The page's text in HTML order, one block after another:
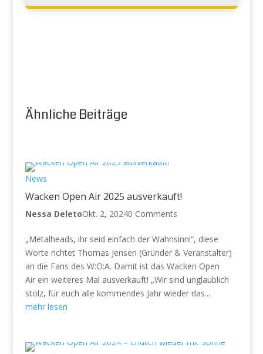
Ähnliche Beiträge
News
Wacken Open Air 2025 ausverkauft!
Nessa DeletoOkt. 2, 20240 Comments
„Metalheads, ihr seid einfach der Wahnsinn!“, diese
Worte richtet Thomas Jensen (Gründer & Veranstalter)
an die Fans des W:O:A. Damit ist das Wacken Open
Air ein weiteres Mal ausverkauft! „Wir sind unglaublich
stolz, für euch alle kommendes Jahr wieder das...
mehr lesen